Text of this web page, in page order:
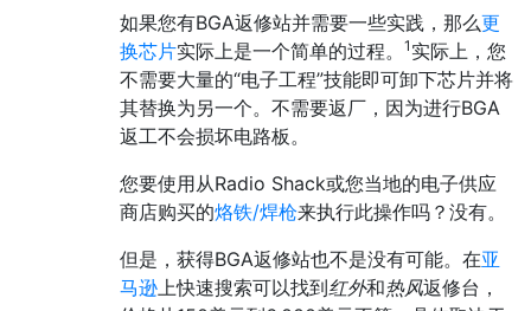
如果您有BGA返修站并需要一些实践，那么更
换芯片实际上是一个简单的过程。 1 实际上，您
不需要大量的“电子工程”技能即可卸下芯片并将
其替换为另一个。不需要返厂，因为进行BGA
返工不会损坏电路板。
您要使用从Radio Shack或您当地的电子供应
商店购买的烙铁/焊枪来执行此操作吗？没有。
但是，获得BGA返修站也不是没有可能。在亚
马逊 上快速搜索可以找到红外和热风返修台，